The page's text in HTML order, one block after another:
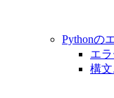
Pythonの
エ
構文